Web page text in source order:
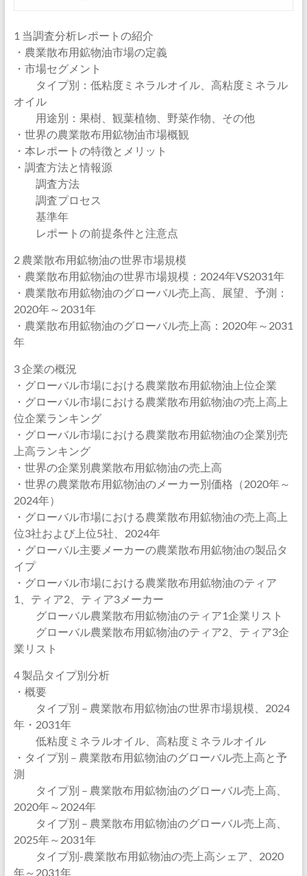
1 当調査分析レポートの紹介
・農業散布用鉱物油市場の定義
・市場セグメント
タイプ別：低粘度ミネラルオイル、高粘度ミネラル
オイル
用途別：果樹、観葉植物、野菜作物、その他
・世界の農業散布用鉱物油市場概観
・本レポートの特徴とメリット
・調査方法と情報源
調査方法
調査プロセス
基準年
レポートの前提条件と注意点
2 農業散布用鉱物油の世界市場規模
・農業散布用鉱物油の世界市場規模：2024年VS2031年
・農業散布用鉱物油のグローバル売上高、展望、予測：
2020年～2031年
・農業散布用鉱物油のグローバル売上高：2020年～2031
年
3 企業の概況
・グローバル市場における農業散布用鉱物油上位企業
・グローバル市場における農業散布用鉱物油の売上高上
位企業ランキング
・グローバル市場における農業散布用鉱物油の企業別売
上高ランキング
・世界の企業別農業散布用鉱物油の売上高
・世界の農業散布用鉱物油のメーカー別価格（2020年～
2024年）
・グローバル市場における農業散布用鉱物油の売上高上
位3社および上位5社、2024年
・グローバル主要メーカーの農業散布用鉱物油の製品タ
イプ
・グローバル市場における農業散布用鉱物油のティア
1、ティア2、ティア3メーカー
グローバル農業散布用鉱物油のティア1企業リスト
グローバル農業散布用鉱物油のティア2、ティア3企
業リスト
4 製品タイプ別分析
・概要
タイプ別 – 農業散布用鉱物油の世界市場規模、2024
年・2031年
低粘度ミネラルオイル、高粘度ミネラルオイル
・タイプ別 – 農業散布用鉱物油のグローバル売上高と予
測
タイプ別 – 農業散布用鉱物油のグローバル売上高、
2020年～2024年
タイプ別 – 農業散布用鉱物油のグローバル売上高、
2025年～2031年
タイプ別-農業散布用鉱物油の売上高シェア、2020
年～2031年